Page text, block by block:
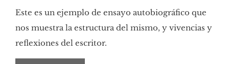
Este es un ejemplo de ensayo autobiográfico que
nos muestra la estructura del mismo, y vivencias y
reflexiones del escritor.